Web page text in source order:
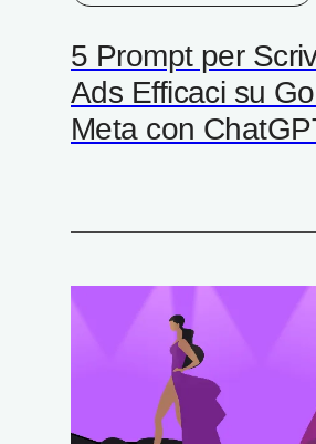
5 Prompt per
Ads Efficaci su
Meta con